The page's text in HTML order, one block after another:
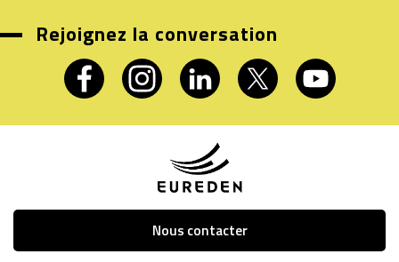
Rejoignez la conversation
Nous contacter